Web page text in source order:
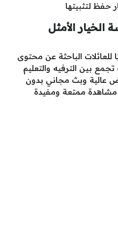
حفظ لتثبيتها
الخيار الأمثل
للعائلات الباحثة عن محتوى
بين الترفيه والتعليم
عالية وبث مجاني بدون
ممتعة ومفيدة